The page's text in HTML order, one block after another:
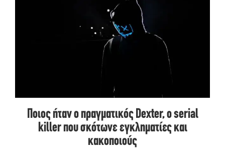
Ποιος ήταν ο πραγματικός Dexter, ο serial
killer που σκότωνε εγκληματίες και
κακοποιούς